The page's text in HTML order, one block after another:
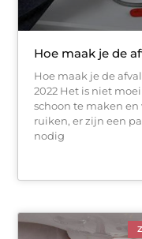
Hoe maak je de
Hoe maak je de
2022 Het is niet
schoon te maken
ruiken, er zijn een
nodig